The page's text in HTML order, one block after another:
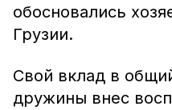
обосновались
Грузии.
Свой вклад в
дружины внес